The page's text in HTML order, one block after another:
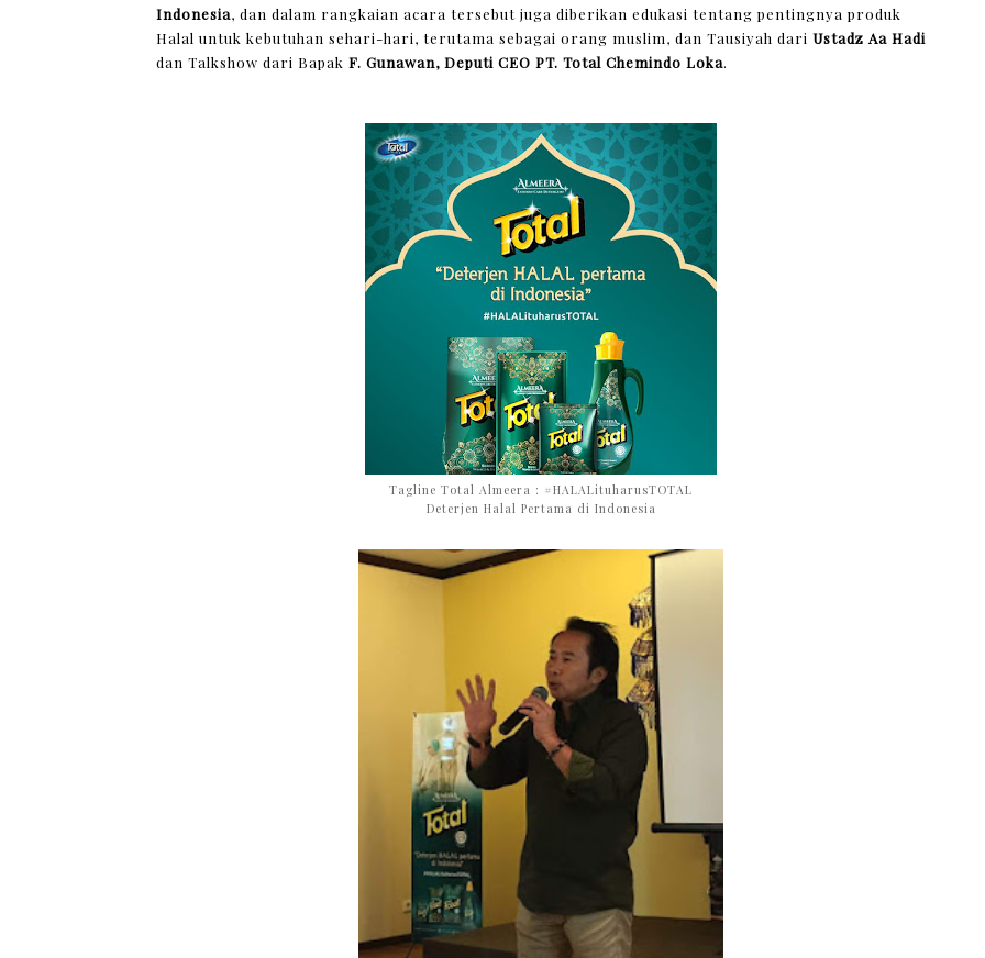
Indonesia, dan dalam rangkaian acara tersebut juga diberikan edukasi tentang pentingnya produk
Halal untuk kebutuhan sehari-hari, terutama sebagai orang muslim, dan Tausiyah dari Ustadz Aa Hadi
dan Talkshow dari Bapak F. Gunawan, Deputi CEO PT. Total Chemindo Loka.
Tagline Total Almeera : #HALALituharusTOTAL
Deterjen Halal Pertama di Indonesia